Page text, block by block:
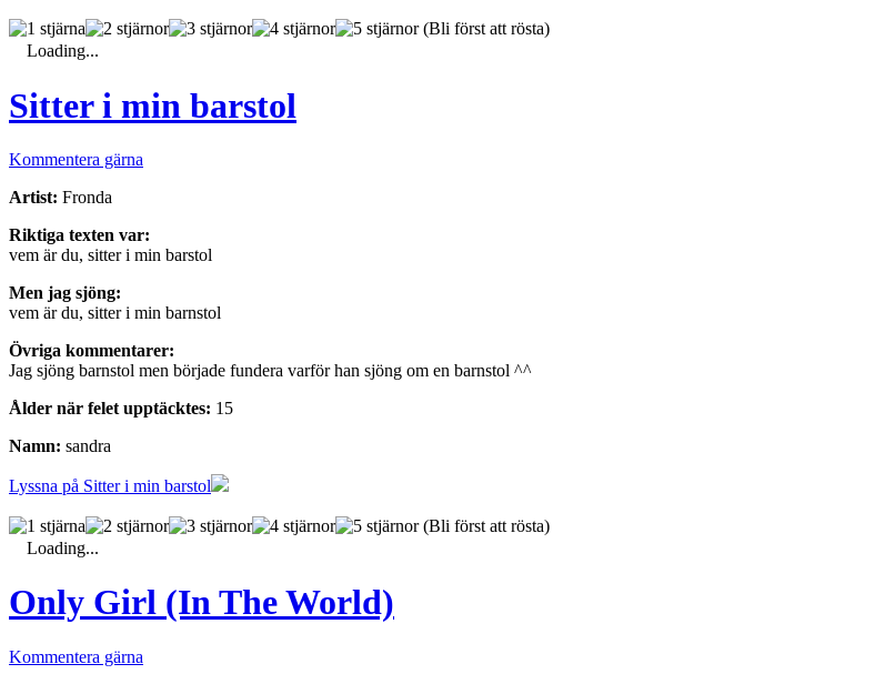
(Bli först att rösta)
Loading...
Sitter i min barstol
Kommentera gärna
Artist: Fronda
Riktiga texten var:
vem är du, sitter i min barstol
Men jag sjöng:
vem är du, sitter i min barnstol
Övriga kommentarer:
Jag sjöng barnstol men började fundera varför han sjöng om en barnstol ^^
Ålder när felet upptäcktes: 15
Namn: sandra
Lyssna på Sitter i min barstol
(Bli först att rösta)
Loading...
Only Girl (In The World)
Kommentera gärna